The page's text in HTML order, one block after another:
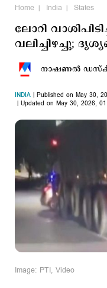
Home India States
ലോറി
വലിച്ചിഴച്ചു;
നാഷണല്‍
INDIA
Published on May 30,
Updated on May 30, 2026,
Image: PTI, Video